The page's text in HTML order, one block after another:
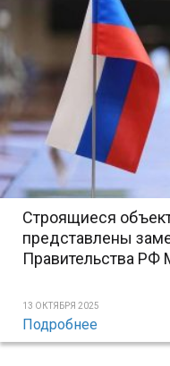
Строящиеся
представлены
Правительства РФ
13 ОКТЯБРЯ 2025
Подробнее